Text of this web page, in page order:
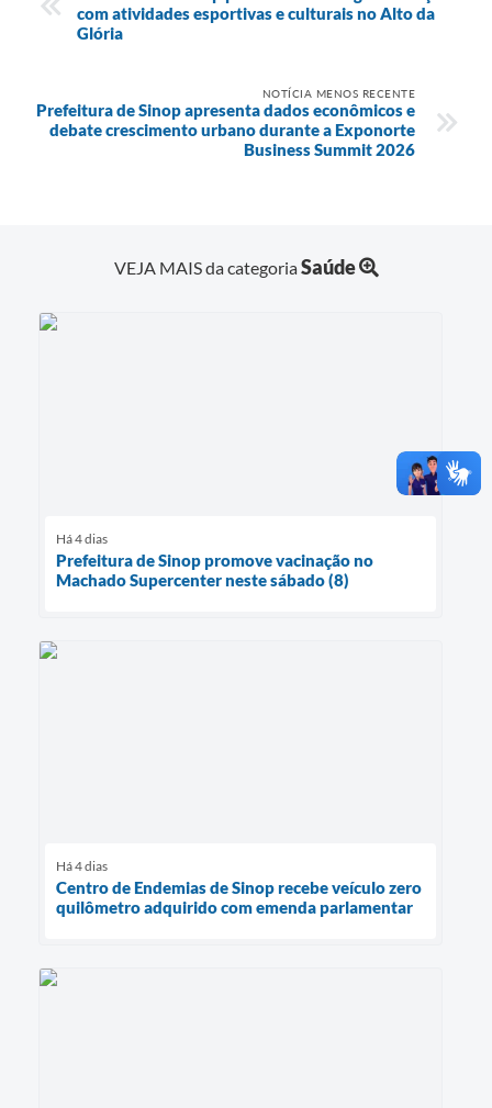
com atividades esportivas e culturais no Alto da
Glória
NOTÍCIA MENOS RECENTE
Prefeitura de Sinop apresenta dados econômicos e
debate crescimento urbano durante a Exponorte
Business Summit 2026
VEJA MAIS da categoriaSaúde
Há 4 dias
Prefeitura de Sinop promove vacinação no
Machado Supercenter neste sábado (8)
Há 4 dias
Centro de Endemias de Sinop recebe veículo zero
quilômetro adquirido com emenda parlamentar